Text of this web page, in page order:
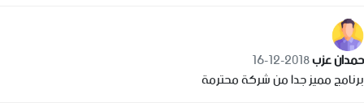
حمدان عزب2018-12-16
برنامج مميز جدا من شركة محترمة